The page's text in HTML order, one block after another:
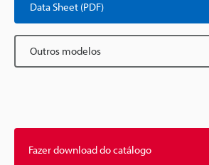
Data Sheet (PDF)
Outros modelos
Fazer download do catálogo